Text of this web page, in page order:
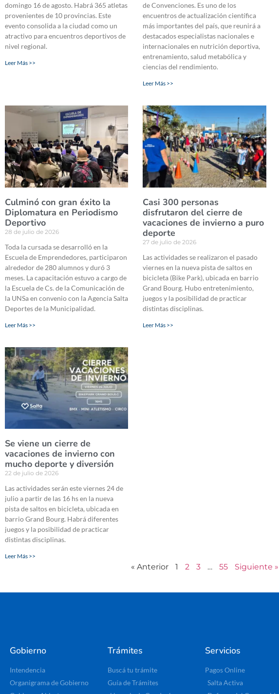
domingo 16 de agosto. Habrá 365 atletas
provenientes de 10 provincias. Este
evento consolida a la ciudad como un
atractivo para encuentros deportivos de
nivel regional.
Leer Más >>
de Convenciones. Es uno de los
encuentros de actualización científica
más importantes del país, que reunirá a
destacados especialistas nacionales e
internacionales en nutrición deportiva,
entrenamiento, salud metabólica y
ciencias del rendimiento.
Leer Más >>
Culminó con gran éxito la
Diplomatura en Periodismo
Deportivo
28 de julio de 2026
Toda la cursada se desarrolló en la
Escuela de Emprendedores, participaron
alrededor de 280 alumnos y duró 3
meses. La capacitación estuvo a cargo de
la Escuela de Cs. de la Comunicación de
la UNSa en convenio con la Agencia Salta
Deportes de la Municipalidad.
Leer Más >>
Casi 300 personas
disfrutaron del cierre de
vacaciones de invierno a puro
deporte
27 de julio de 2026
Las actividades se realizaron el pasado
viernes en la nueva pista de saltos en
bicicleta (Bike Park), ubicada en barrio
Grand Bourg. Hubo entretenimiento,
juegos y la posibilidad de practicar
distintas disciplinas.
Leer Más >>
Se viene un cierre de
vacaciones de invierno con
mucho deporte y diversión
22 de julio de 2026
Las actividades serán este viernes 24 de
julio a partir de las 16 hs en la nueva
pista de saltos en bicicleta, ubicada en
barrio Grand Bourg. Habrá diferentes
juegos y la posibilidad de practicar
distintas disciplinas.
Leer Más >>
« Anterior 1 2 3 … 55 Siguiente »
Gobierno
Intendencia
Organigrama de Gobierno
Trámites
Buscá tu trámite
Guía de Trámites
Servicios
Pagos Online
Salta Activa